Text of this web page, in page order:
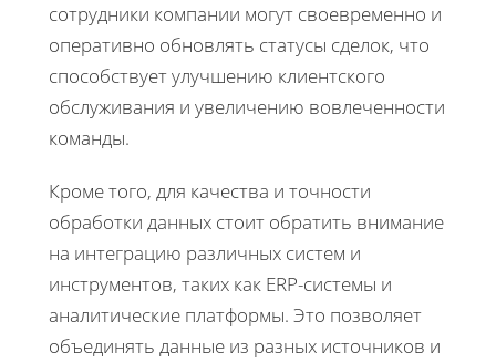
сотрудники компании могут своевременно и
оперативно обновлять статусы сделок, что
способствует улучшению клиентского
обслуживания и увеличению вовлеченности
команды.
Кроме того, для качества и точности
обработки данных стоит обратить внимание
на интеграцию различных систем и
инструментов, таких как ERP-системы и
аналитические платформы. Это позволяет
объединять данные из разных источников и